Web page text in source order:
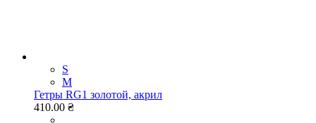
S
M
Гетры RG1 золотой, акрил
410.00 ₴